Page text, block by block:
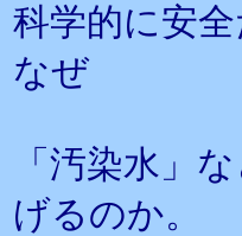
科学的に安
なぜ
「汚染水」
げるのか。